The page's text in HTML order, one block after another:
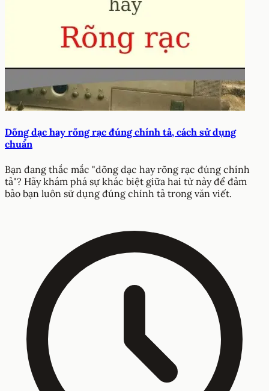
Dõng dạc hay rõng rạc đúng chính tả, cách sử dụng
chuẩn
Bạn đang thắc mắc "dõng dạc hay rõng rạc đúng chính
tả"? Hãy khám phá sự khác biệt giữa hai từ này để đảm
bảo bạn luôn sử dụng đúng chính tả trong văn viết.